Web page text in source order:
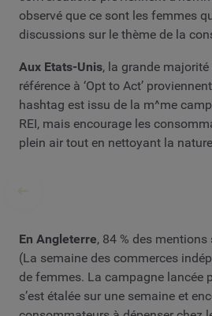
observé que ce sont les femmes
discussions sur le thème de la
Aux Etats-Unis, la grande
référence à ‘Opt to Act’
hashtag est issu de la m^me
REI, mais encourage les
plein air tout en nettoyant la
En Angleterre, 84 % des mentions
(La semaine des commerces
de femmes. La campagne lancée
s’est étalée sur une semaine et